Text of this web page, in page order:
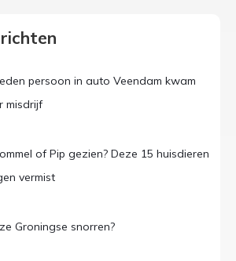
persoon in auto Veendam kwam
misdrijf
of Pip gezien? Deze 15 huisdieren
vermist
Groningse snorren?